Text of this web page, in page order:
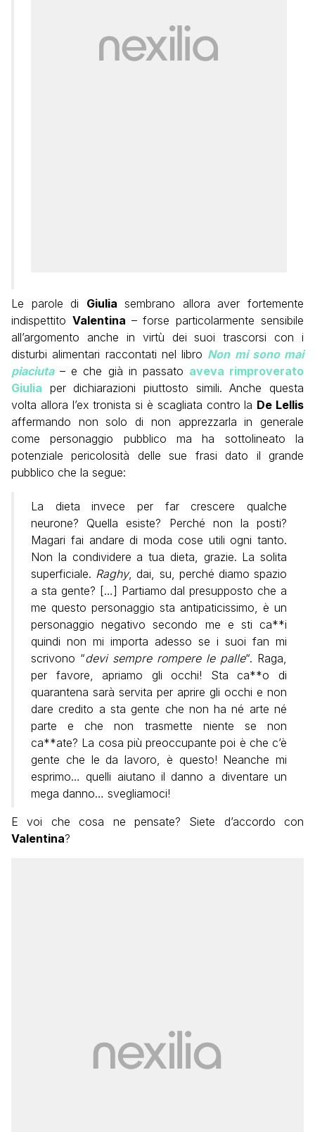
Le parole di Giulia sembrano allora aver fortemente
indispettito Valentina – forse particolarmente sensibile
all’argomento anche in virtù dei suoi trascorsi con i
disturbi alimentari raccontati nel libro Non mi sono mai
piaciuta– e che già in passato aveva rimproverato
Giulia per dichiarazioni piuttosto simili. Anche questa
volta allora l’ex tronista si è scagliata contro la De Lellis
affermando non solo di non apprezzarla in generale
come personaggio pubblico ma ha sottolineato la
potenziale pericolosità delle sue frasi dato il grande
pubblico che la segue:
La dieta invece per far crescere qualche
neurone? Quella esiste? Perché non la posti?
Magari fai andare di moda cose utili ogni tanto.
Non la condividere a tua dieta, grazie. La solita
superficiale. Raghy, dai, su, perché diamo spazio
a sta gente? […] Partiamo dal presupposto che a
me questo personaggio sta antipaticissimo, è un
personaggio negativo secondo me e sti ca**i
quindi non mi importa adesso se i suoi fan mi
scrivono “devi sempre rompere le palle“. Raga,
per favore, apriamo gli occhi! Sta ca**o di
quarantena sarà servita per aprire gli occhi e non
dare credito a sta gente che non ha né arte né
parte e che non trasmette niente se non
ca**ate? La cosa più preoccupante poi è che c’è
gente che le da lavoro, è questo! Neanche mi
esprimo… quelli aiutano il danno a diventare un
mega danno… svegliamoci!
E voi che cosa ne pensate? Siete d’accordo con
Valentina?